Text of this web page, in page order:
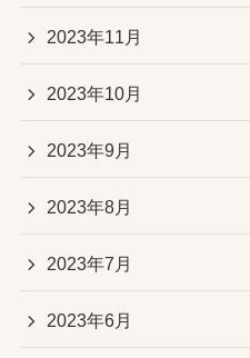
2023年11月
2023年10月
2023年9月
2023年8月
2023年7月
2023年6月